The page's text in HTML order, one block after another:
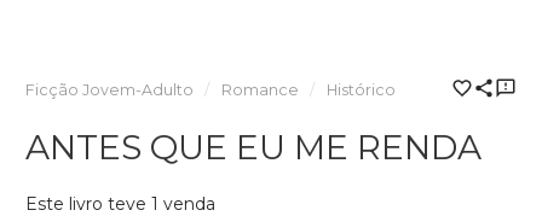
Ficção Jovem-Adulto Romance Histórico
ANTES QUE EU ME RENDA
Este livro teve 1 venda